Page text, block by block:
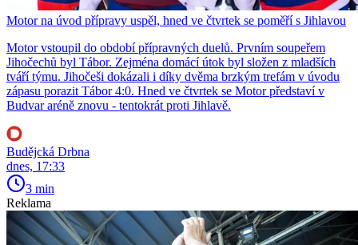
Motor na úvod přípravy uspěl, hned ve čtvrtek se poměří s Jihlavou
Motor vstoupil do období přípravných duelů. Prvním soupeřem
Jihočechů byl Tábor. Zejména domácí útok byl složen z mladších
tváří týmu. Jihočeši dokázali i díky dvěma brzkým trefám v úvodu
zápasu porazit Tábor 4:0. Hned ve čtvrtek se Motor představí v
Budvar aréně znovu - tentokrát proti Jihlavě.
Budějcká Drbna
dnes, 17:33
3 min
Reklama